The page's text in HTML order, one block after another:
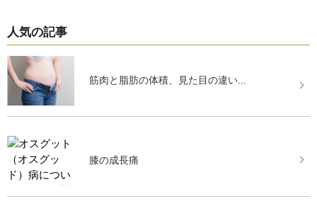
人気の記事
筋肉と脂肪の体積、見た目の違い...
膝の成長痛